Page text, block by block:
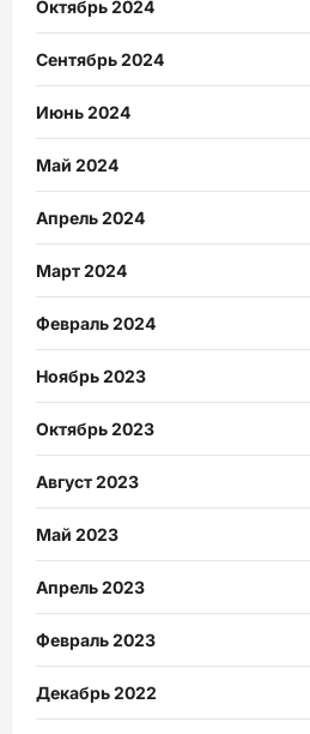
Октябрь 2024
Сентябрь 2024
Июнь 2024
Май 2024
Апрель 2024
Март 2024
Февраль 2024
Ноябрь 2023
Октябрь 2023
Август 2023
Май 2023
Апрель 2023
Февраль 2023
Декабрь 2022